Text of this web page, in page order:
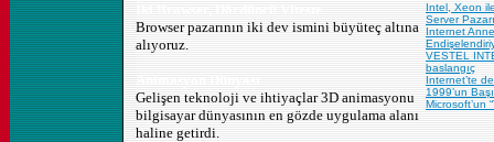
Browser pazarının iki dev ismini büyüteç altına
alıyoruz.
Gelişen teknoloji ve ihtiyaçlar 3D animasyonu
bilgisayar dünyasının en gözde uygulama alanı
haline getirdi.
Intel, Xeon
Server
Internet
VESTEL
baslangıç
Internet’te
1999’un
Microsoft’un